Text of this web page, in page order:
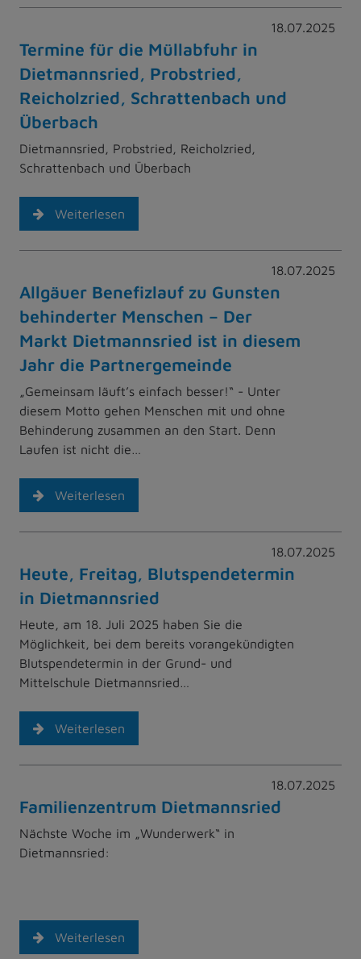
18.07.2025
Termine für die Müllabfuhr in
Dietmannsried, Probstried,
Reicholzried, Schrattenbach und
Überbach
Dietmannsried, Probstried, Reicholzried,
Schrattenbach und Überbach
Weiterlesen
18.07.2025
Allgäuer Benefizlauf zu Gunsten
behinderter Menschen – Der
Markt Dietmannsried ist in diesem
Jahr die Partnergemeinde
„Gemeinsam läuft’s einfach besser!“ - Unter
diesem Motto gehen Menschen mit und ohne
Behinderung zusammen an den Start. Denn
Laufen ist nicht die…
Weiterlesen
18.07.2025
Heute, Freitag, Blutspendetermin
in Dietmannsried
Heute, am 18. Juli 2025 haben Sie die
Möglichkeit, bei dem bereits vorangekündigten
Blutspendetermin in der Grund- und
Mittelschule Dietmannsried…
Weiterlesen
18.07.2025
Familienzentrum Dietmannsried
Nächste Woche im „Wunderwerk“ in
Dietmannsried:
Weiterlesen